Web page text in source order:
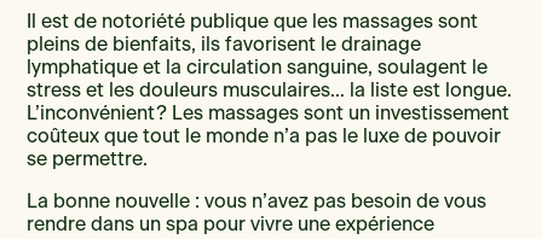
Il est de notoriété publique que les massages sont
pleins de bienfaits, ils favorisent le drainage
lymphatique et la circulation sanguine, soulagent le
stress et les douleurs musculaires… la liste est longue.
L’inconvénient ? Les massages sont un investissement
coûteux que tout le monde n’a pas le luxe de pouvoir
se permettre.
La bonne nouvelle : vous n’avez pas besoin de vous
rendre dans un spa pour vivre une expérience